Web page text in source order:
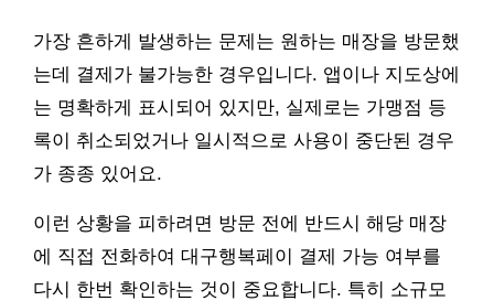
가장 흔하게 발생하는 문제는 원하는 매장을 방문했
는데 결제가 불가능한 경우입니다. 앱이나 지도상에
는 명확하게 표시되어 있지만, 실제로는 가맹점 등
록이 취소되었거나 일시적으로 사용이 중단된 경우
가 종종 있어요.
이런 상황을 피하려면 방문 전에 반드시 해당 매장
에 직접 전화하여 대구행복페이 결제 가능 여부를
다시 한번 확인하는 것이 중요합니다. 특히 소규모